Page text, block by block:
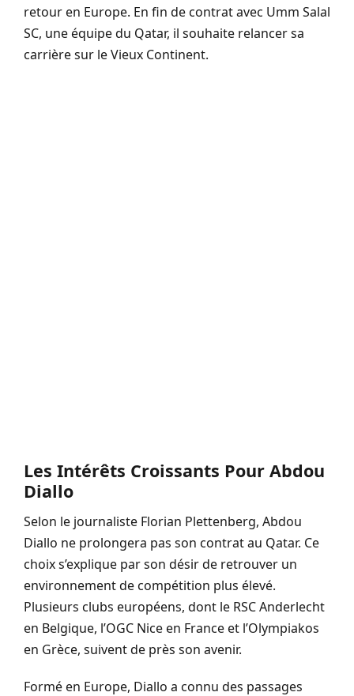
retour en Europe. En fin de contrat avec Umm Salal
SC, une équipe du Qatar, il souhaite relancer sa
carrière sur le Vieux Continent.
Les Intérêts Croissants Pour Abdou
Diallo
Selon le journaliste Florian Plettenberg, Abdou
Diallo ne prolongera pas son contrat au Qatar. Ce
choix s’explique par son désir de retrouver un
environnement de compétition plus élevé.
Plusieurs clubs européens, dont le RSC Anderlecht
en Belgique, l’OGC Nice en France et l’Olympiakos
en Grèce, suivent de près son avenir.
Formé en Europe, Diallo a connu des passages